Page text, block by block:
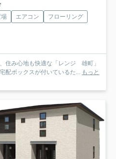
エアコン
フローリング
住み心地も快適な「レンジ 雄町」
配ボックスが付いているた... もっと